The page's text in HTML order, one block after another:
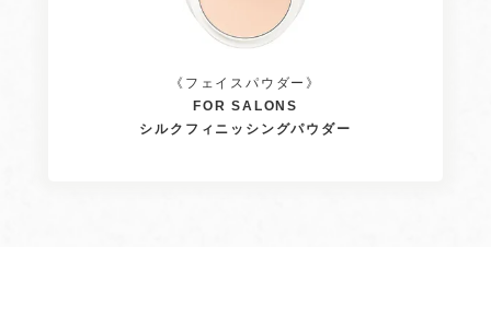
《フェイスパウダー》
FOR SALONS
シルクフィニッシングパウダー